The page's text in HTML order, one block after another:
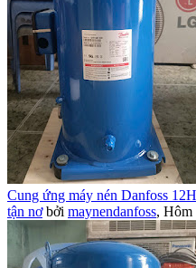
Cung ứng máy nén Danfoss
tận nơ bởi maynendanfoss, Hôm